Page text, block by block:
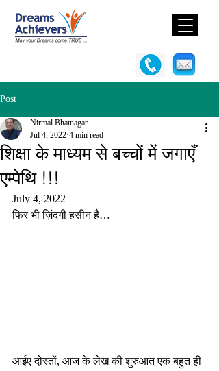
Post
शिक्षा के माध्यम से बच्चों में जगाएँ
एम्पेथि !!!
Nirmal Bhatnagar
Jul 4, 2022 4 min read
July 4, 2022
फिर भी ज़िंदगी हसीन है…
आईए दोस्तों, आज के लेख की शुरुआत एक बहुत ही